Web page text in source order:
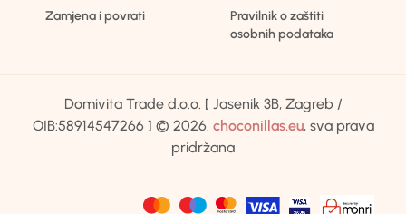
Zamjena i povrati
Pravilnik o zaštiti
osobnih podataka
Domivita Trade d.o.o. [ Jasenik 3B, Zagreb /
OIB:58914547266 ] © 2026. choconillas.eu, sva prava
pridržana